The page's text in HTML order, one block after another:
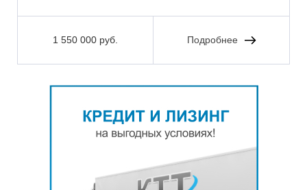
1 550 000 руб. Подробнее